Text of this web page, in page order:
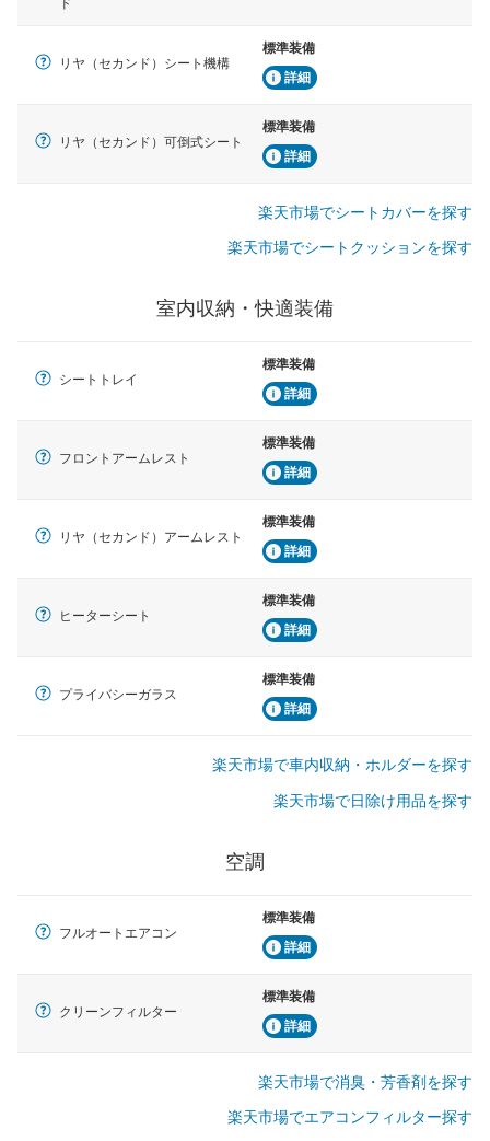
ド
リヤ（セカンド）シート機構
標準装備
詳細
リヤ（セカンド）可倒式シート
標準装備
詳細
楽天市場でシートカバーを探す
楽天市場でシートクッションを探す
室内収納・快適装備
シートトレイ
標準装備
詳細
フロントアームレスト
標準装備
詳細
リヤ（セカンド）アームレスト
標準装備
詳細
ヒーターシート
標準装備
詳細
プライバシーガラス
標準装備
詳細
楽天市場で車内収納・ホルダーを探す
楽天市場で日除け用品を探す
空調
フルオートエアコン
標準装備
詳細
クリーンフィルター
標準装備
詳細
楽天市場で消臭・芳香剤を探す
楽天市場でエアコンフィルター探す